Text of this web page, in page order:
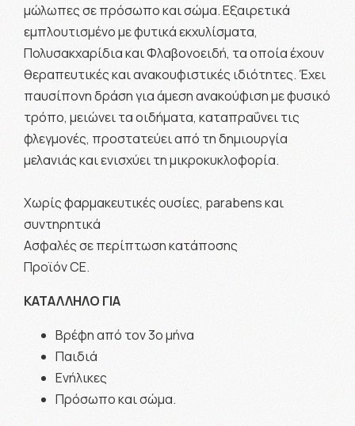
μώλωπες σε πρόσωπο και σώμα. Εξαιρετικά
εμπλουτισμένο με φυτικά εκχυλίσματα,
Πολυσακχαρίδια και Φλαβονοειδή, τα οποία έχουν
θεραπευτικές και ανακουφιστικές ιδιότητες. Έχει
παυσίπονη δράση για άμεση ανακούφιση με φυσικό
τρόπο, μειώνει τα οιδήματα, καταπραΰνει τις
φλεγμονές, προστατεύει από τη δημιουργία
μελανιάς και ενισχύει τη μικροκυκλοφορία.
Χωρίς φαρμακευτικές ουσίες, parabens και
συντηρητικά
Ασφαλές σε περίπτωση κατάποσης
Προϊόν CE.
ΚΑΤΑΛΛΗΛΟ ΓΙΑ
Βρέφη από τον 3ο μήνα
Παιδιά
Ενήλικες
Πρόσωπο και σώμα.